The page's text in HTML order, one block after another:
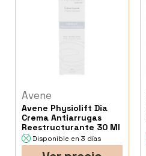
Avene
Avene Physiolift Dia
Crema Antiarrugas
Reestructurante 30 Ml
Disponible en 3 días